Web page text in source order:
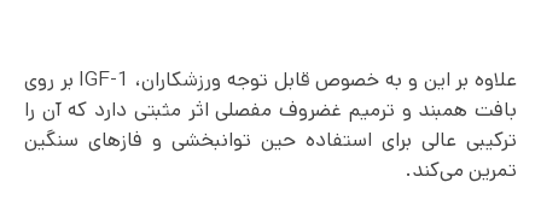
علاوه بر این و به خصوص قابل توجه ورزشکاران، IGF-1 بر روی
بافت همبند و ترمیم غضروف مفصلی اثر مثبتی دارد که آن را
ترکیبی عالی برای استفاده حین توانبخشی و فازهای سنگین
تمرین می‌کند.